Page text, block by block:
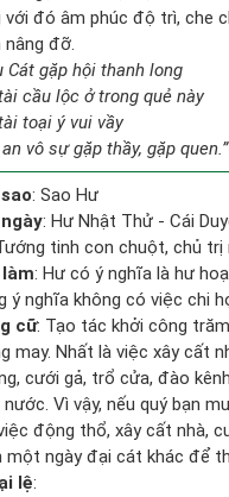
với đó âm phúc độ trì, che
nâng đỡ.
Cát gặp hội thanh long
cầu lộc ở trong quẻ này
toại ý vui vầy
vô sự gặp thầy, gặp quen.”
: Sao Hư
: Hư Nhật Thử - Cái
tinh con chuột, chủ trị
: Hư có ý nghĩa là hư
ý nghĩa không có việc chi
cữ: Tạo tác khởi công
may. Nhất là việc xây cất
cưới gả, trổ cửa, đào
Vì vậy, nếu quý bạn
động thổ, xây cất nhà,
một ngày đại cát khác để
lệ: